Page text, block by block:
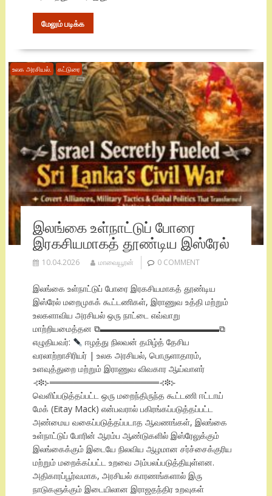
மேலும் படிக்க
உலக அரசியல். கட்டுரை
இலங்கை உள்நாட்டுப் போரை
இரகசியமாகத் தூண்டிய இஸ்ரேல்
10.04.2026 மாவையூரன் 0 COMMENT
இலங்கை உள்நாட்டுப் போரை இரகசியமாகத் தூண்டிய
இஸ்ரேல் மறைமுகக் கூட்டணிகள், இராணுவ உத்தி மற்றும்
உலகளாவிய அரசியல் ஒரு நாட்டை எவ்வாறு
மாற்றியமைத்தன ⧉▬▬▬▬▬▬▬▬▬▬▬▬▬▬⧉
எழுதியவர்:
ஈழத்து நிலவன் தமிழ்த் தேசிய
வரலாற்றாசிரியர் | உலக அரசியல், பொருளாதாரம்,
உளவுத்துறை மற்றும் இராணுவ விவகார ஆய்வாளர்
⊰❉⊱══════════════════⊰❉⊱
வெளிப்படுத்தப்பட்ட ஒரு மறைந்திருந்த கூட்டணி ஈட்டாய்
மேக் (Eitay Mack) என்பவரால் பகிரங்கப்படுத்தப்பட்ட
அண்மைய வகைப்படுத்தப்படாத ஆவணங்கள், இலங்கை
உள்நாட்டுப் போரின் ஆரம்ப ஆண்டுகளில் இஸ்ரேலுக்கும்
இலங்கைக்கும் இடையே நிலவிய ஆழமான சர்ச்சைக்குரிய
மற்றும் மறைக்கப்பட்ட உறவை அம்பலப்படுத்தியுள்ளன. ​
அதிகாரப்பூர்வமாக, அரசியல் காரணங்களால் இரு
நாடுகளுக்கும் இடையிலான இராஜதந்திர உறவுகள்